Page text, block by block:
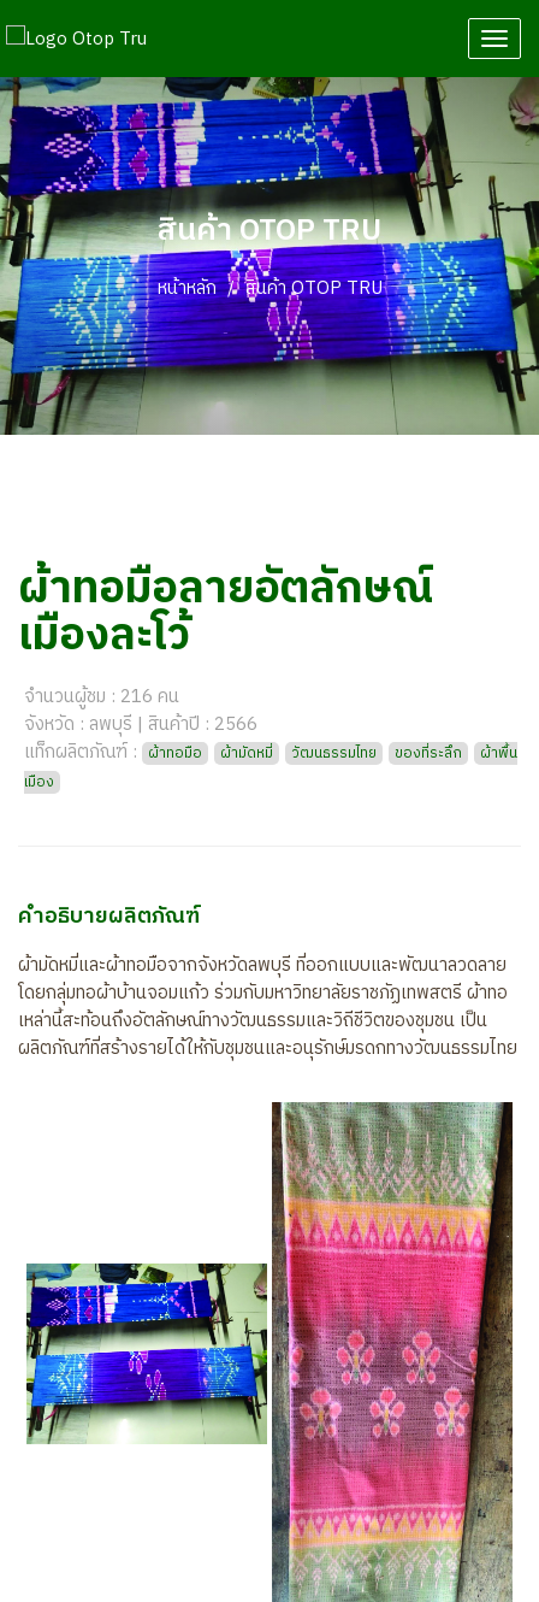
T
o
e
N
a
v
i
g
a
t
i
o
สินค้า OTOP TRU
หน้าหลัก สินค้า OTOP TRU
ผ้าทอมือลายอัตลักษณ์
เมืองละโว้
จำนวนผู้ชม : 216 คน
จังหวัด : ลพบุรี | สินค้าปี : 2566
แท็กผลิตภัณฑ์ : ผ้าทอมือ ผ้ามัดหมี่ วัฒนธรรมไทย ของที่ระลึก
ผ้าพื้น
เมือง
คำอธิบายผลิตภัณฑ์
ผ้ามัดหมี่และผ้าทอมือจากจังหวัดลพบุรี ที่ออกแบบและพัฒนาลวดลาย
โดยกลุ่มทอผ้าบ้านจอมแก้ว ร่วมกับมหาวิทยาลัยราชภัฏเทพสตรี ผ้าทอ
เหล่านี้สะท้อนถึงอัตลักษณ์ทางวัฒนธรรมและวิถีชีวิตของชุมชน เป็น
ผลิตภัณฑ์ที่สร้างรายได้ให้กับชุมชนและอนุรักษ์มรดกทางวัฒนธรรมไทย